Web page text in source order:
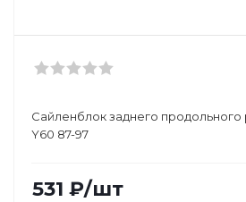
Сайленблок заднего продольного
Y60 87-97
531 ₽/шт